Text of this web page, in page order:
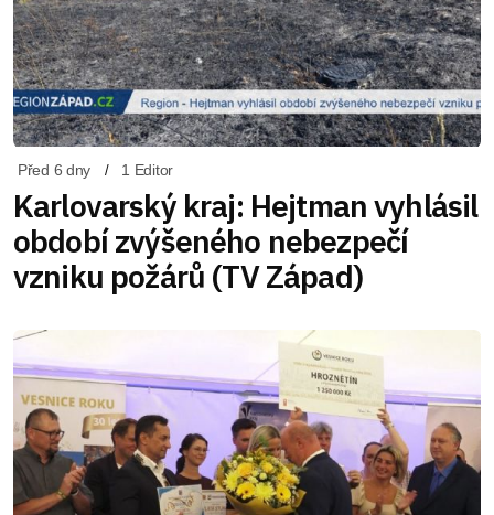
Před 6 dny 1 Editor
Karlovarský kraj: Hejtman vyhlásil
období zvýšeného nebezpečí
vzniku požárů (TV Západ)